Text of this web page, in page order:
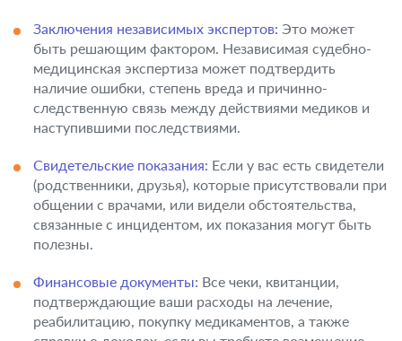
Заключения независимых экспертов: Это может
быть решающим фактором. Независимая судебно-
медицинская экспертиза может подтвердить
наличие ошибки, степень вреда и причинно-
следственную связь между действиями медиков и
наступившими последствиями.
Свидетельские показания: Если у вас есть свидетели
(родственники, друзья), которые присутствовали при
общении с врачами, или видели обстоятельства,
связанные с инцидентом, их показания могут быть
полезны.
Финансовые документы: Все чеки, квитанции,
подтверждающие ваши расходы на лечение,
реабилитацию, покупку медикаментов, а также